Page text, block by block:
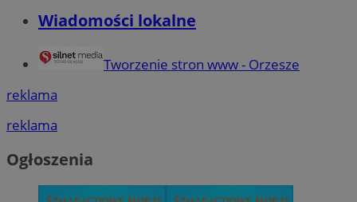
Wiadomości lokalne
Tworzenie stron www - Orzesze
reklama
reklama
Ogłoszenia